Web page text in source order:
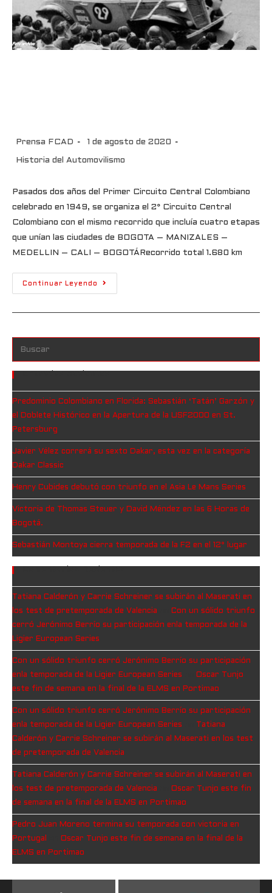
Prensa FCAD 1 de agosto de 2020
Historia del Automovilismo
Pasados dos años del Primer Circuito Central Colombiano
celebrado en 1949, se organiza el 2° Circuito Central
Colombiano con el mismo recorrido que incluía cuatro etapas
que unían las ciudades de BOGOTA – MANIZALES –
MEDELLIN – CALI – BOGOTÁRecorrido total 1.680 km
Continuar Leyendo
Predominio Colombiano en Florida: Sebastián ‘Tatán’ Garzón y
el Doblete Histórico en la Apertura de la USF2000 en St.
Petersburg
Javier Vélez correrá su sexto Dakar, esta vez en la categoría
Dakar Classic
Henry Cubides debutó con triunfo en el Asia Le Mans Series
Victoria de Thomas Steuer y David Méndez en las 6 Horas de
Bogotá.
Sebastián Montoya cierra temporada de la F2 en el 12° lugar
Tatiana Calderón y Carrie Schreiner se subirán al Maserati en
los test de pretemporada de Valencia
Con un sólido triunfo
cerró Jerónimo Berrío su participación enla temporada de la
Ligier European Series
Con un sólido triunfo cerró Jerónimo Berrío su participación
enla temporada de la Ligier European Series
Oscar Tunjo
este fin de semana en la final de la ELMS en Portimao
Con un sólido triunfo cerró Jerónimo Berrío su participación
enla temporada de la Ligier European Series
Tatiana
Calderón y Carrie Schreiner se subirán al Maserati en los test
de pretemporada de Valencia
Tatiana Calderón y Carrie Schreiner se subirán al Maserati en
los test de pretemporada de Valencia
Oscar Tunjo este fin
de semana en la final de la ELMS en Portimao
Pedro Juan Moreno termina su temporada con victoria en
Portugal
Oscar Tunjo este fin de semana en la final de la
ELMS en Portimao